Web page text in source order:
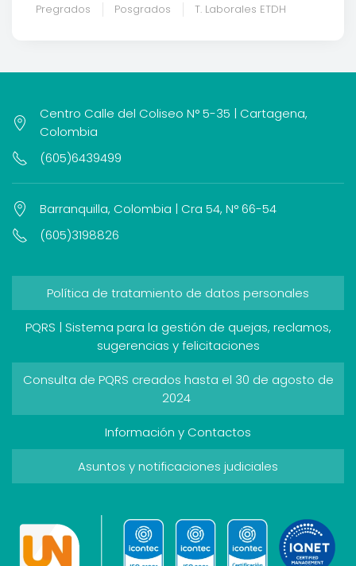
Pregrados Posgrados T. Laborales ETDH
Centro Calle del Coliseo N° 5-35 | Cartagena,
Colombia
(605)6439499
Barranquilla, Colombia | Cra 54, N° 66-54
(605)3198826
Política de tratamiento de datos personales
PQRS | Sistema para la gestión de quejas, reclamos,
sugerencias y felicitaciones
Consulta de PQRS creados hasta el 30 de agosto de
2024
Información y Contactos
Asuntos y notificaciones judiciales